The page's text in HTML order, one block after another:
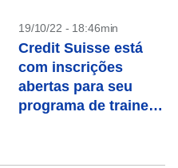
19/10/22 - 18:46min
Credit Suisse está
com inscrições
abertas para seu
programa de trainee;